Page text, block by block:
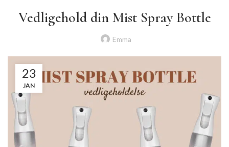
Vedligehold din Mist Spray Bottle
Emma
23
JAN